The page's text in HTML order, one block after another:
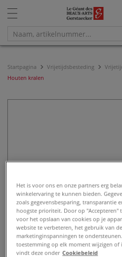
Startpagina Vrijetijdsbesteding
Houten kralen
Het is voor ons en onze partners erg
winkelervaring te kunnen bieden.
zoals gegevensbesparing, transparantie
hoogste prioriteit. Door op "Accepteren"
voor het opslaan van cookies op je
website te verbeteren, het gebruik van
marketinginspanningen te
toestemming op elk moment wijzigen of
vindt deze onder Cookiebeleid